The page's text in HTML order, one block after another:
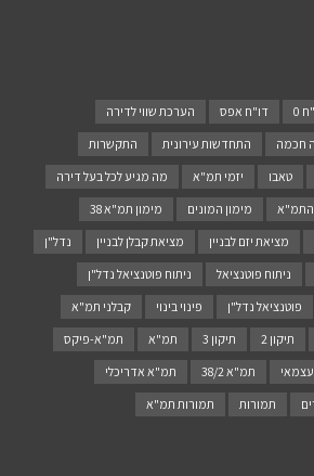
0 דו"ח אפס
הערכת שווי לדירה
חכמה התחדשות עירונית
התקשרות
טאבו יזמי תמ"א
מה מגיע לכל בעל דירה
התמ"א מימון המונים
מימון תמ"א 38
מציאת יזם לבניין מציאת קבלן לבניין
נדל"ן
ניתוח פוטנציאל
ניתוח פוטנציאל נדל"ן
פוטנציאל נדל"ן פינוי בינוי
קבלני תמ"א
תיקון 2 תיקון 3 תמ"א
תמ"א-פיקס
תמ"א 38/2
תמ"א אדריכלי
תמורות תמורות תמ"א